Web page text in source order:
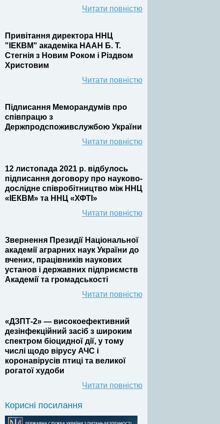
Читати повністю
Привітання директора ННЦ
"ІЕКВМ" академіка НААН Б. Т.
Стегнія з Новим Роком і Різдвом
Христовим
Читати повністю
Підписання Меморандумів про
співпрацю з
Держпродспоживслужбою України
Читати повністю
12 листопада 2021 р. відбулось
підписання договору про науково-
дослідне співробітництво між ННЦ
«ІЕКВМ» та ННЦ «ХФТІ»
Читати повністю
Звернення Президії Національної
академії аграрних наук України до
вчених, працівників наукових
установ і державних підприємств
Академії та громадськості
Читати повністю
«ДЗПТ-2» — високоефективний
дезінфекційний засіб з широким
спектром біоцидної дії, у тому
числі щодо вірусу АЧС і
коронавірусів птиці та великої
рогатої худоби
Читати повністю
Корисні посилання